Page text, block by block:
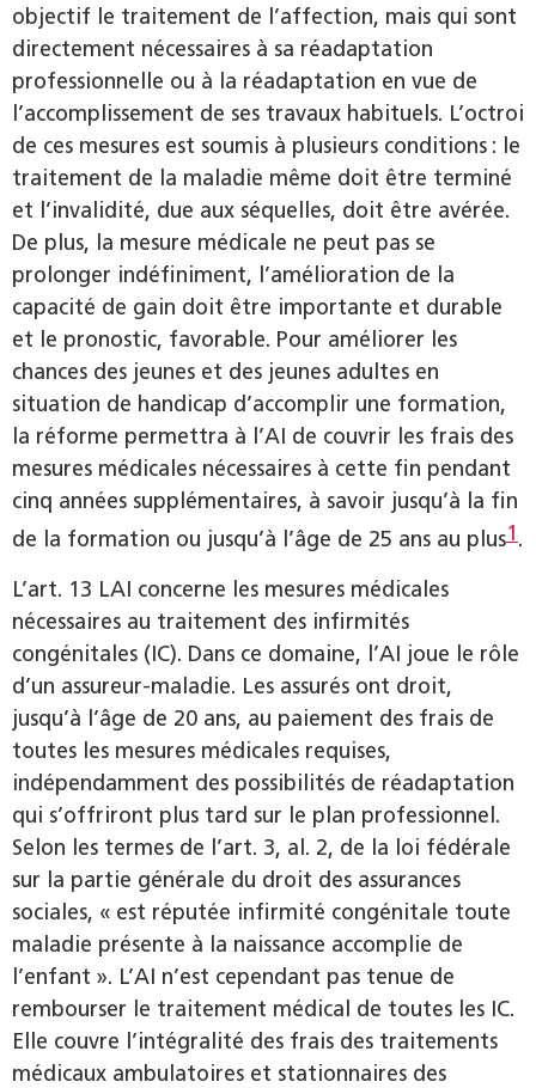
objectif le traitement de l’affection, mais qui sont
directement nécessaires à sa réadaptation
professionnelle ou à la réadaptation en vue de
l’accomplissement de ses travaux habituels. L’octroi
de ces mesures est soumis à plusieurs conditions : le
traitement de la maladie même doit être terminé
et l’invalidité, due aux séquelles, doit être avérée.
De plus, la mesure médicale ne peut pas se
prolonger indéfiniment, l’amélioration de la
capacité de gain doit être importante et durable
et le pronostic, favorable. Pour améliorer les
chances des jeunes et des jeunes adultes en
situation de handicap d’accomplir une formation,
la réforme permettra à l’AI de couvrir les frais des
mesures médicales nécessaires à cette fin pendant
cinq années supplémentaires, à savoir jusqu’à la fin
de la formation ou jusqu’à l’âge de 25 ans au plus1.
L’art. 13 LAI concerne les mesures médicales
nécessaires au traitement des infirmités
congénitales (IC). Dans ce domaine, l’AI joue le rôle
d’un assureur-maladie. Les assurés ont droit,
jusqu’à l’âge de 20 ans, au paiement des frais de
toutes les mesures médicales requises,
indépendamment des possibilités de réadaptation
qui s’offriront plus tard sur le plan professionnel.
Selon les termes de l’art. 3, al. 2, de la loi fédérale
sur la partie générale du droit des assurances
sociales, « est réputée infirmité congénitale toute
maladie présente à la naissance accomplie de
l’enfant ». L’AI n’est cependant pas tenue de
rembourser le traitement médical de toutes les IC.
Elle couvre l’intégralité des frais des traitements
médicaux ambulatoires et stationnaires des